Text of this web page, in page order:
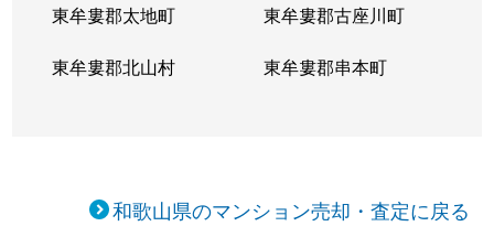
東牟婁郡太地町 東牟婁郡古座川町
東牟婁郡北山村 東牟婁郡串本町
和歌山県のマンション売却・査定に戻る